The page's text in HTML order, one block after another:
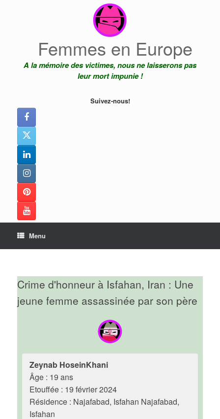
Femmes en Europe
A la mémoire des victimes, nous ne laisserons pas
leur mort impunie !
Suivez-nous!
Menu
Crime d'honneur à Isfahan, Iran : Une
jeune femme assassinée par son père
Zeynab HoseinKhani
Âge : 19 ans
Etouffée : 19 février 2024
Résidence : Najafabad, Isfahan Najafabad,
Isfahan